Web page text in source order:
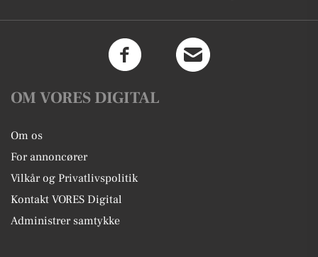
OM VORES DIGITAL
Om os
For annoncører
Vilkår og Privatlivspolitik
Kontakt VORES Digital
Administrer samtykke